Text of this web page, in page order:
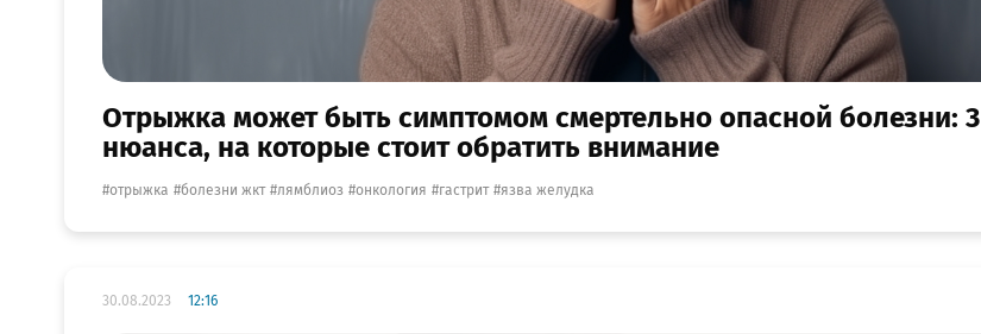
Отрыжка может быть симптомом смертельно опасной болезни: 3
нюанса, на которые стоит обратить внимание
отрыжка болезни жкт лямблиоз онкология гастрит язва желудка
30.08.2023 12:16